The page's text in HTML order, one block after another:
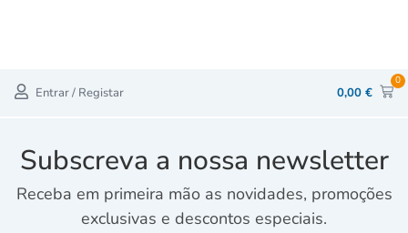
Entrar / Registar 0,00 €
0
Subscreva a nossa newsletter
Receba em primeira mão as novidades, promoções
exclusivas e descontos especiais.